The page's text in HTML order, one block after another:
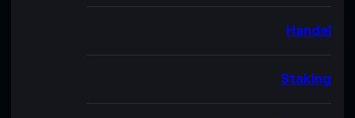
Handel
Staking